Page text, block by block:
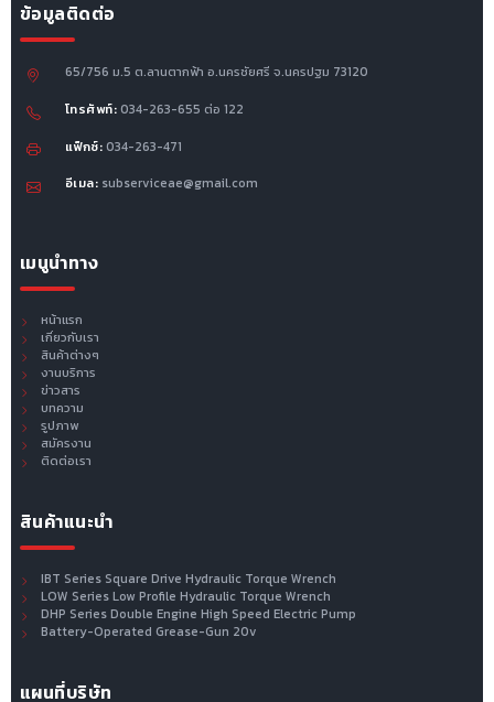
ข้อมูลติดต่อ
65/756 ม.5 ต.ลานตากฟ้า อ.นครชัยศรี จ.นครปฐม 73120
โทรศัพท์: 034-263-655 ต่อ 122
แฟ็กซ์: 034-263-471
อีเมล: subserviceae@gmail.com
เมนูนำทาง
หน้าแรก
เกี่ยวกับเรา
สินค้าต่างๆ
งานบริการ
ข่าวสาร
บทความ
รูปภาพ
สมัครงาน
ติดต่อเรา
สินค้าแนะนำ
IBT Series Square Drive Hydraulic Torque Wrench
LOW Series Low Profile Hydraulic Torque Wrench
DHP Series Double Engine High Speed Electric Pump
Battery-Operated Grease-Gun 20v
แผนที่บริษัท